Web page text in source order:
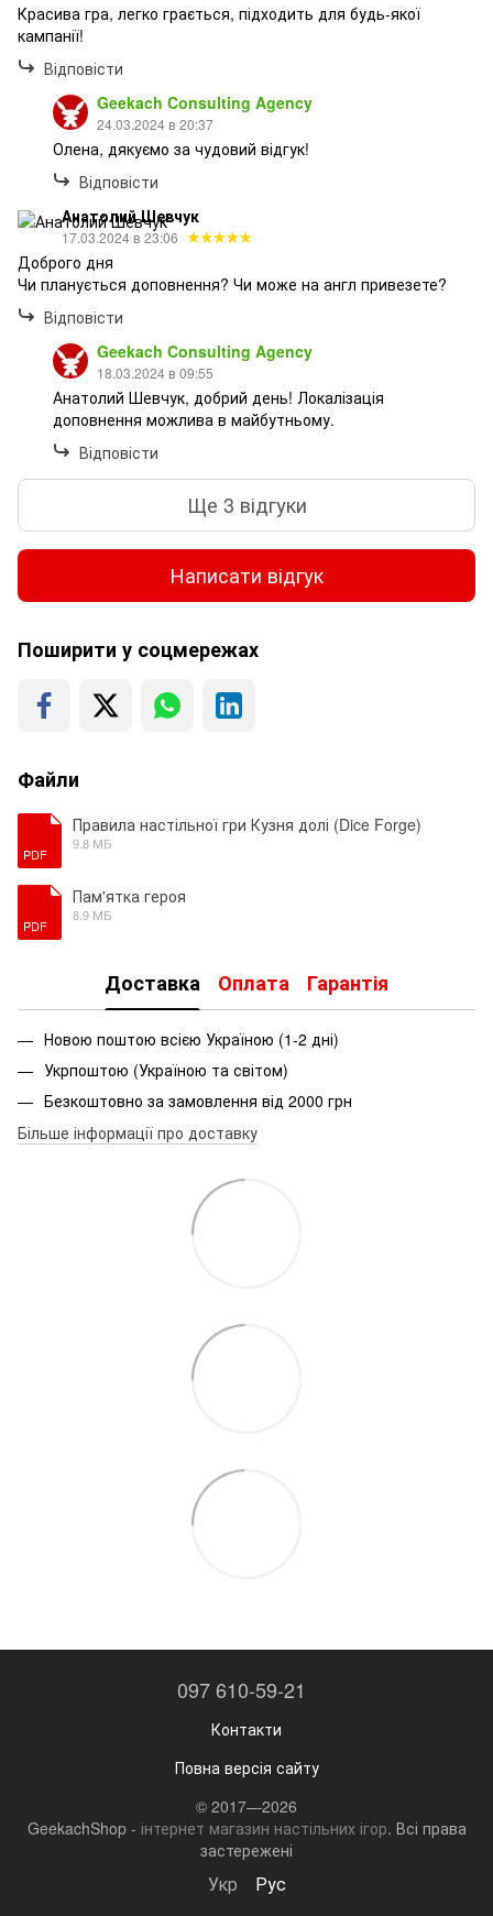
Красива гра, легко грається, підходить для будь-якої
кампанії!
Відповісти
Geekach Consulting Agency
24.03.2024 в 20:37
Олена, дякуємо за чудовий відгук!
Відповісти
Анатолий Шевчук
17.03.2024 в 23:06
Доброго дня
Чи планується доповнення? Чи може на англ привезете?
Відповісти
Geekach Consulting Agency
18.03.2024 в 09:55
Анатолий Шевчук, добрий день! Локалізація
доповнення можлива в майбутньому.
Відповісти
Ще 3 відгуки
Написати відгук
Поширити у соцмережах
Файли
PDF
Правила настільної гри Кузня долі (Dice Forge)
9.8 МБ
PDF
Пам'ятка героя
8.9 МБ
Доставка Оплата Гарантія
Новою поштою всією Україною (1-2 дні)
Укрпоштою (Україною та світом)
Безкоштовно за замовлення від 2000 грн
Більше інформації про доставку
097 610-59-21
Контакти
Повна версія сайту
© 2017—2026
GeekachShop - інтернет магазин настільних ігор. Всі права
застережені
Укр Рус